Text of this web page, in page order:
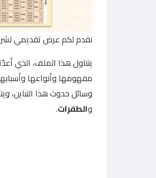
نقدم لكم عرض تقديمي لشرح
يتناول هذا الملف، الذي
مفهومها وأنواعها
وسائل حدوث هذا التباين،
والطفرات.